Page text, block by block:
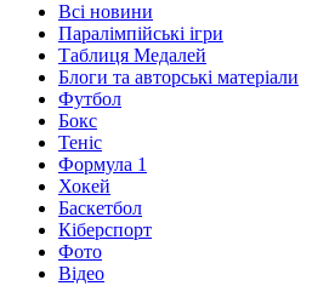
Всі новини
Паралімпійські ігри
Таблиця Медалей
Блоги та авторські матеріали
Футбол
Бокс
Теніс
Формула 1
Хокей
Баскетбол
Кіберспорт
Фото
Відео